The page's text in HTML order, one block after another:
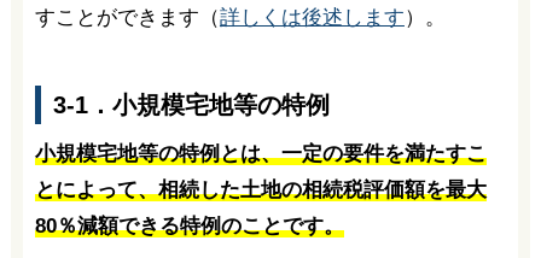
すことができます（詳しくは後述します）。
3-1．小規模宅地等の特例
小規模宅地等の特例とは、一定の要件を満たすこ
とによって、相続した土地の相続税評価額を最大
80％減額できる特例のことです。